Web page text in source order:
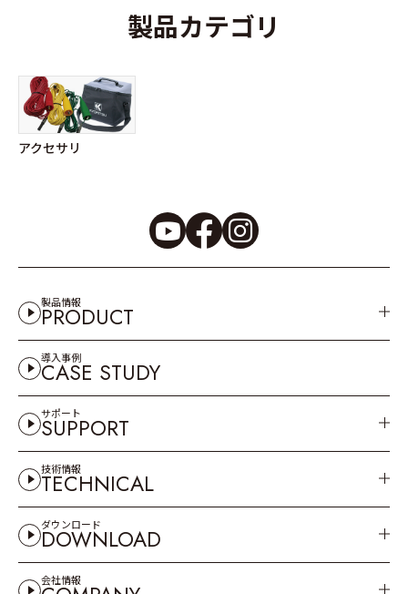
製品カテゴリ
アクセサリ
製品情報
PRODUCT
導入事例
CASE STUDY
サポート
SUPPORT
技術情報
TECHNICAL
ダウンロード
DOWNLOAD
会社情報